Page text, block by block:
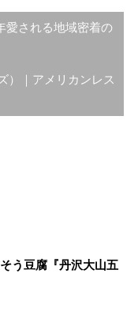
愛される地域密着の
）｜アメリカンレス
う豆腐『丹沢大山五